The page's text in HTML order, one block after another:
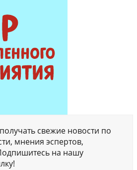
свежие новости по
мнения эспертов,
на нашу